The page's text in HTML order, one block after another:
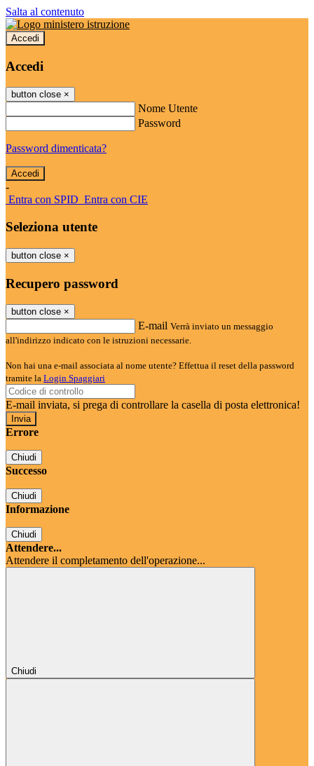
Salta al contenuto
Accedi
Accedi
button close ×
Nome Utente
Password
Password dimenticata?
-
Entra con SPID Entra con CIE
Seleziona utente
button close ×
Recupero password
button close ×
E-mail Verrà inviato un messaggio
all'indirizzo indicato con le istruzioni necessarie.
Non hai una e-mail associata al nome utente? Effettua il reset della password
tramite la Login Spaggiari
E-mail inviata, si prega di controllare la casella di posta elettronica!
Errore
Chiudi
Successo
Chiudi
Informazione
Chiudi
Attendere...
Attendere il completamento dell'operazione...
Chiudi